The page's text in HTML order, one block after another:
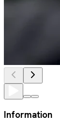
Information